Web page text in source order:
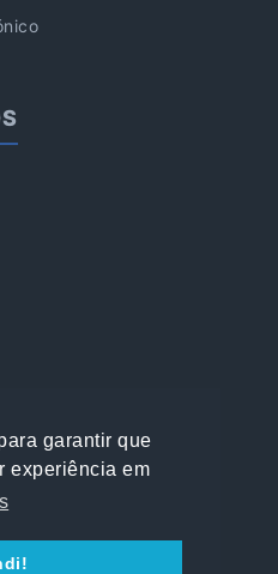
garantir que
experiência em